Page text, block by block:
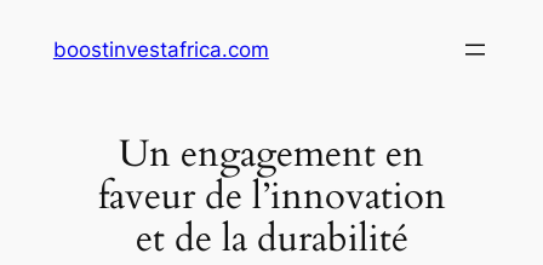
boostinvestafrica.com
Un engagement en
faveur de l’innovation
et de la durabilité